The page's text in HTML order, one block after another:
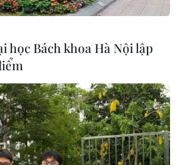
học Bách khoa Hà Nội lập